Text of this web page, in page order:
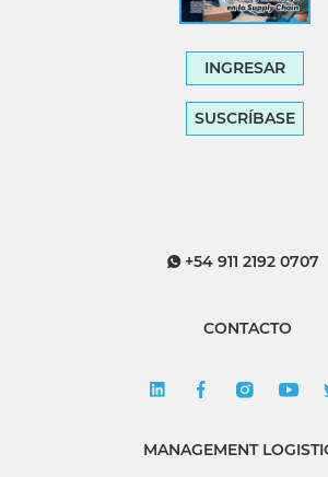
INGRESAR
SUSCRÍBASE
+54 911 2192 0707
CONTACTO
MANAGEMENT